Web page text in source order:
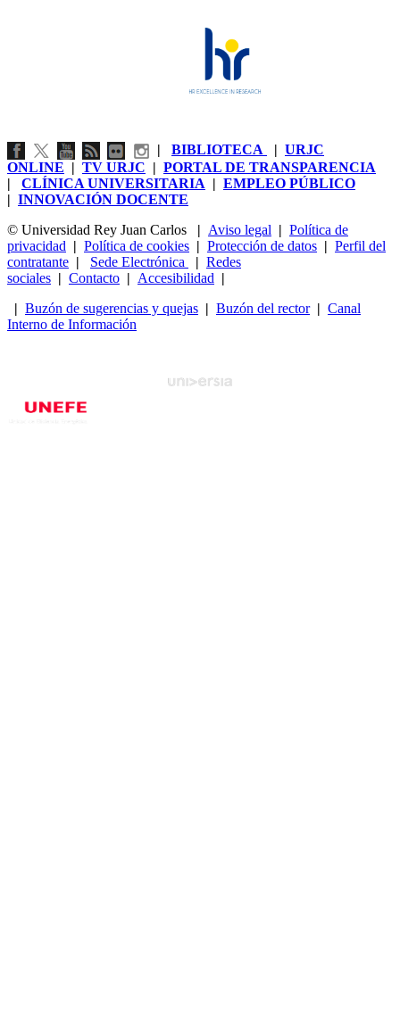
| BIBLIOTECA | URJC
ONLINE | TV URJC | PORTAL DE TRANSPARENCIA
| CLÍNICA UNIVERSITARIA | EMPLEO PÚBLICO
| INNOVACIÓN DOCENTE
© Universidad Rey Juan Carlos
| Aviso legal | Política de
privacidad | Política de cookies | Protección de datos | Perfil del
contratante | Sede Electrónica | Redes
sociales | Contacto | Accesibilidad |
| Buzón de sugerencias y quejas | Buzón del rector| Canal
Interno de Información